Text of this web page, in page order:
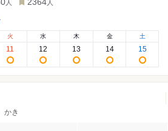
人 2364 人
火
11
水
12
木
13
金
14
土
15
かき